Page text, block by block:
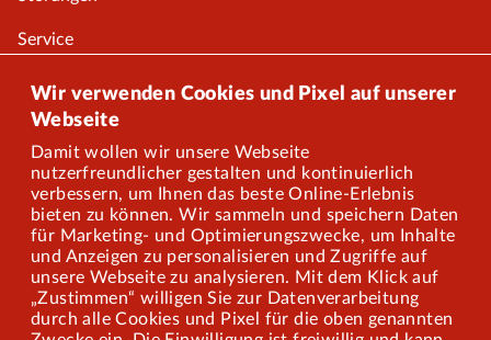
Wir verwenden Cookies und Pixel auf unserer
Webseite
Damit wollen wir unsere Webseite
nutzerfreundlicher gestalten und kontinuierlich
verbessern, um Ihnen das beste Online-Erlebnis
bieten zu können. Wir sammeln und speichern Daten
für Marketing- und Optimierungszwecke, um Inhalte
und Anzeigen zu personalisieren und Zugriffe auf
unsere Webseite zu analysieren. Mit dem Klick auf
„Zustimmen“ willigen Sie zur Datenverarbeitung
durch alle Cookies und Pixel für die oben genannten
Service
Onlineshop
Über uns
Karriere
Presse
Mitarbeiterportal